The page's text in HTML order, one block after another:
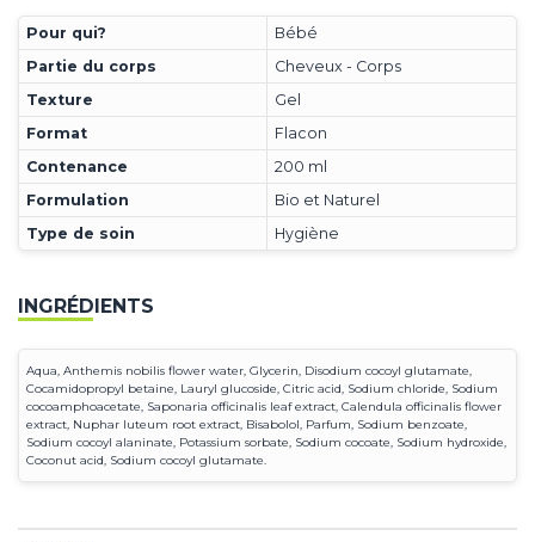
Pour qui?
Bébé
Partie du corps
Cheveux - Corps
Texture
Gel
Format
Flacon
Contenance
200 ml
Formulation
Bio et Naturel
Type de soin
Hygiène
INGRÉDIENTS
Aqua, Anthemis nobilis flower water, Glycerin, Disodium cocoyl glutamate,
Cocamidopropyl betaine, Lauryl glucoside, Citric acid, Sodium chloride, Sodium
cocoamphoacetate, Saponaria officinalis leaf extract, Calendula officinalis flower
extract, Nuphar luteum root extract, Bisabolol, Parfum, Sodium benzoate,
Sodium cocoyl alaninate, Potassium sorbate, Sodium cocoate, Sodium hydroxide,
Coconut acid, Sodium cocoyl glutamate.